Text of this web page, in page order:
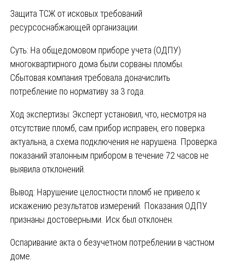
Защита ТСЖ от исковых требований
ресурсоснабжающей организации.
Суть: На общедомовом приборе учета (ОДПУ)
многоквартирного дома были сорваны пломбы.
Сбытовая компания требовала доначислить
потребление по нормативу за 3 года.
Ход экспертизы: Эксперт установил, что, несмотря на
отсутствие пломб, сам прибор исправен, его поверка
актуальна, а схема подключения не нарушена. Проверка
показаний эталонным прибором в течение 72 часов не
выявила отклонений.
Вывод: Нарушение целостности пломб не привело к
искажению результатов измерений. Показания ОДПУ
признаны достоверными. Иск был отклонен.
Оспаривание акта о безучетном потреблении в частном
доме.